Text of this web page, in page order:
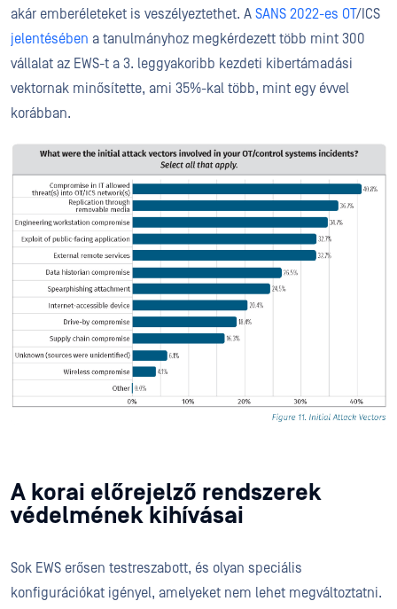
akár emberéleteket is veszélyeztethet. A SANS 2022-es OT/ICS
jelentésében a tanulmányhoz megkérdezett több mint 300
vállalat az EWS-t a 3. leggyakoribb kezdeti kibertámadási
vektornak minősítette, ami 35%-kal több, mint egy évvel
korábban.
A korai előrejelző rendszerek
védelmének kihívásai
Sok EWS erősen testreszabott, és olyan speciális
konfigurációkat igényel, amelyeket nem lehet megváltoztatni.